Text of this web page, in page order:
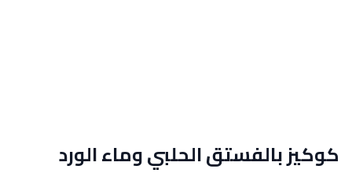
كوكيز بالفستق الحلبي وماء الورد